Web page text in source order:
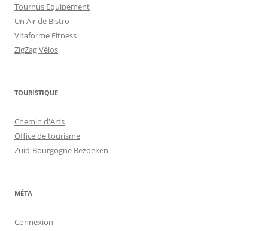
Tournus Equipement
Un Air de Bistro
Vitaforme Fitness
ZigZag Vélos
TOURISTIQUE
Chemin d'Arts
Office de tourisme
Zuid-Bourgogne Bezoeken
MÉTA
Connexion